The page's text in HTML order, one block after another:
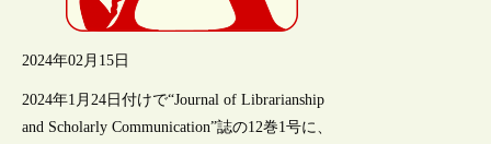
2024年02月15日
2024年1月24日付けで“Journal of Librarianship
and Scholarly Communication”誌の12巻1号に、